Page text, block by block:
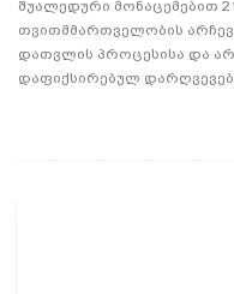
შუალედური მონაცემებით
თვითმმართველობის
დათვლის პროცესისა და
დაფიქსირებულ